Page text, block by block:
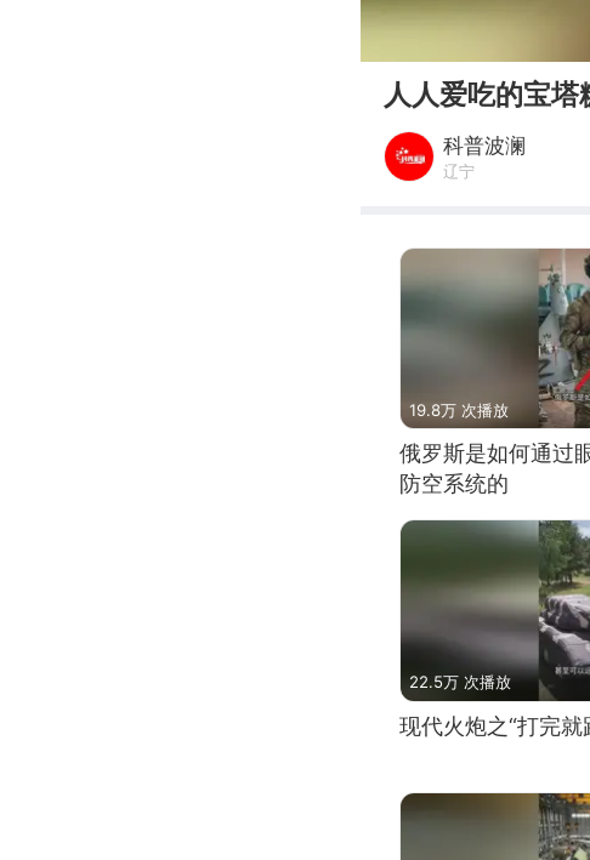
人人爱吃的宝
科普波澜
辽宁
19.8万 次播放
俄罗斯是如何通过
防空系统的
22.5万 次播放
现代火炮之“打完就